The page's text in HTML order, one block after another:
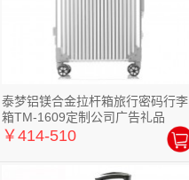
泰梦铝镁合金拉杆箱旅行密码行李
箱TM-1609定制公司广告礼品
￥414-510